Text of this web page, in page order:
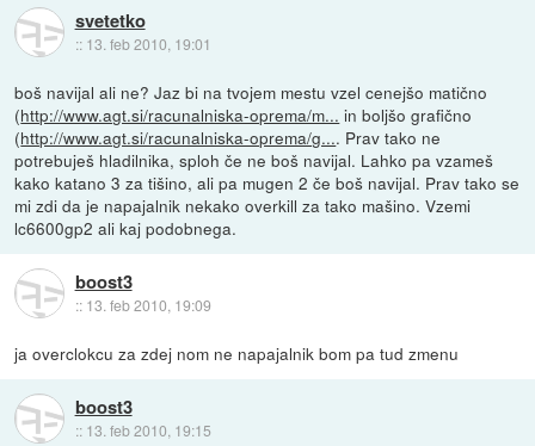
svetetko
:: 13. feb 2010, 19:01
boš navijal ali ne? Jaz bi na tvojem mestu vzel cenejšo matično
(http://www.agt.si/racunalniska-oprema/m... in boljšo grafično
(http://www.agt.si/racunalniska-oprema/g.... Prav tako ne
potrebuješ hladilnika, sploh če ne boš navijal. Lahko pa vzameš
kako katano 3 za tišino, ali pa mugen 2 če boš navijal. Prav tako se
mi zdi da je napajalnik nekako overkill za tako mašino. Vzemi
lc6600gp2 ali kaj podobnega.
boost3
:: 13. feb 2010, 19:09
ja overclokcu za zdej nom ne napajalnik bom pa tud zmenu
boost3
:: 13. feb 2010, 19:15